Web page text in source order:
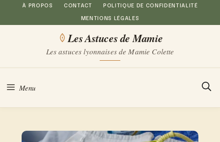
Aller
au
À PROPOS CONTACT POLITIQUE DE CONFIDENTIALITÉ
MENTIONS LÉGALES
Les Astuces de Mamie
Les astuces lyonnaises de Mamie Colette
Menu